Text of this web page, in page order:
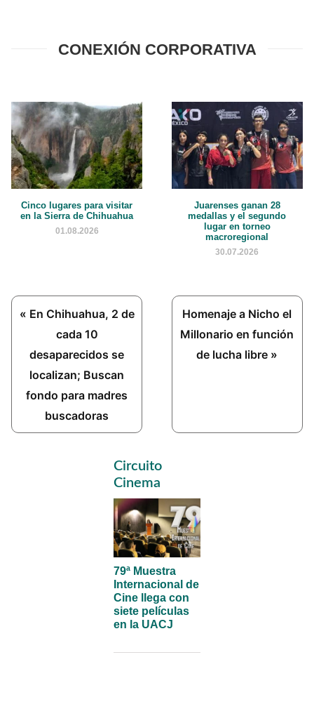
CONEXIÓN CORPORATIVA
Cinco lugares para visitar
en la Sierra de Chihuahua
01.08.2026
Juarenses ganan 28
medallas y el segundo
lugar en torneo
macroregional
30.07.2026
Previous
« En Chihuahua, 2 de
cada 10
desaparecidos se
localizan; Buscan
fondo para madres
buscadoras
Next
Post:
Homenaje a Nicho el
Millonario en función
de lucha libre »
Primary
Sidebar
Circuito
Cinema
79ª Muestra
Internacional de
Cine llega con
siete películas
en la UACJ